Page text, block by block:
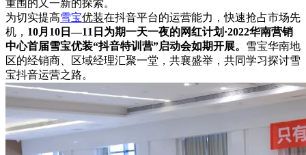
重围的又一新的探索。
为切实提高雪宝优装在抖音平台的运营能力，快速抢占市场先
机， 10月10日—11日为期一天一夜的网红计划·2022华南营销
中心首届雪宝优装“抖音特训营”启动会如期开展。 雪宝华南地
区的经销商、区域经理汇聚一堂，共襄盛举，共同学习探讨雪
宝抖音运营之路。